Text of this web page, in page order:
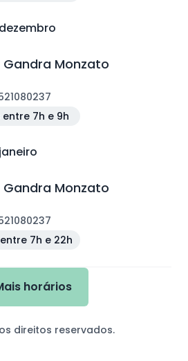
Gandra Monzato
7h e 9h
Gandra Monzato
7h e 22h
horários
direitos reservados.